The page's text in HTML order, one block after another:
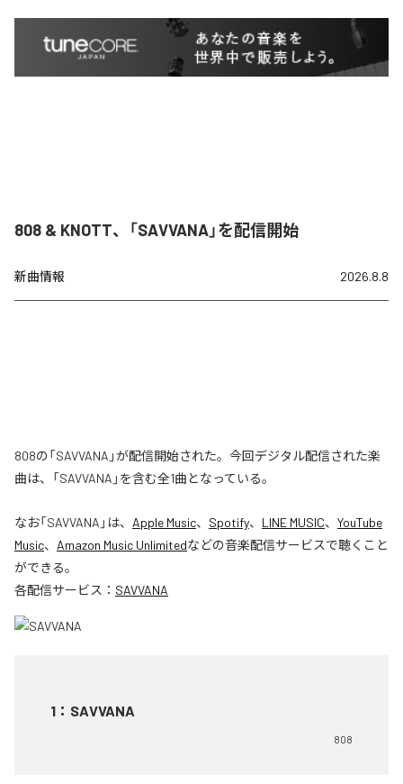
808 & KNOTT、「SAVVANA」を配信開始
新曲情報 2026.8.8
808の「SAVVANA」が配信開始された。今回デジタル配信された楽
曲は、「SAVVANA」を含む全1曲となっている。
なお「SAVVANA 」は、 Apple Music、 Spotify、 LINE MUSIC、 YouTube
Music、 Amazon Music Unlimitedなどの音楽配信サービスで聴くこと
ができる。
各配信サービス： SAVVANA
1 ： SAVVANA
808